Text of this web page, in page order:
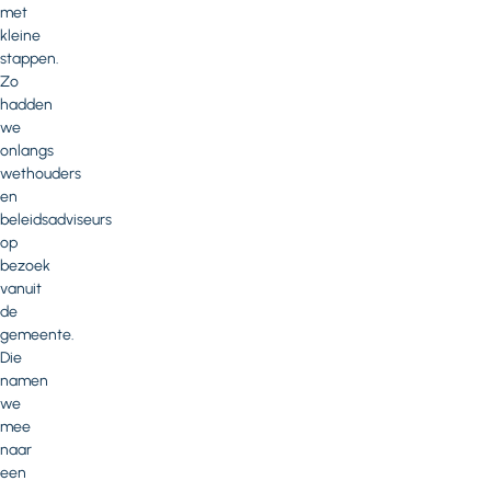
met
kleine
stappen.
Zo
hadden
we
onlangs
wethouders
en
beleidsadviseurs
op
bezoek
vanuit
de
gemeente.
Die
namen
we
mee
naar
een